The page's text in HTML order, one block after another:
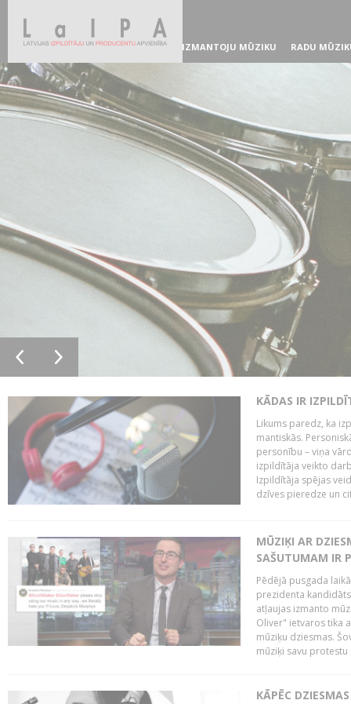
IZMANTOJU MŪZIKU RADU
KĀDAS IR
Likums paredz, ka
mantiskās.
personību – viņa
izpildītāja veikto
Izpildītāja spējas
dzīves pieredze un
MŪZIĶI AR
SAŠUTUMAM IR
Pēdējā pusgada
prezidenta
atļaujas izmanto
Oliver" ietvaros tika
mūziķu dziesmas.
mūziķi savu
KĀPĒC